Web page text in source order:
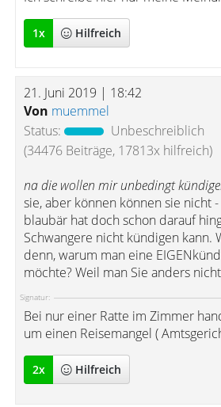
1x Hilfreich
21. Juni 2019 | 18:42
Von muemmel
Status:
Unbeschreiblich
(34476 Beiträge, 17813x hilfreich)
na die wollen mir unbedingt
sie, aber können können sie nicht
blaubär hat doch schon darauf
Schwangere nicht kündigen kann.
denn, warum man eine
möchte? Weil man Sie anders
Signatur:
Bei nur einer Ratte im Zimmer
um einen Reisemangel (
2x Hilfreich